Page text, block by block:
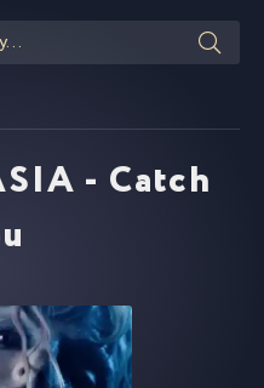
- Catch